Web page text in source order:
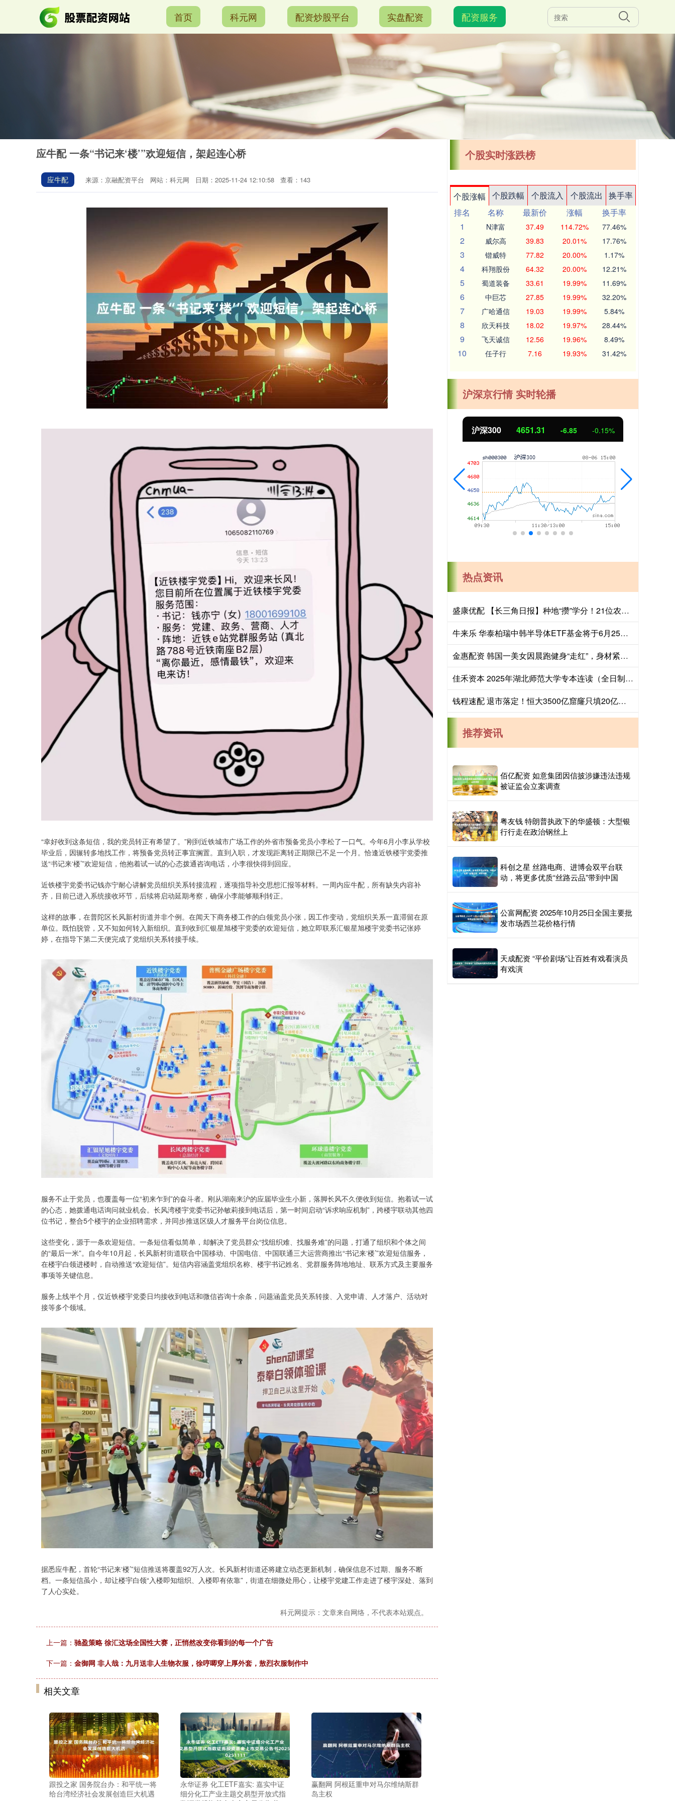
首页 科元网 配资炒股平台 实盘配资 配资服务
应牛配 一条“书记来‘楼’”欢迎短信，架起连心桥
应牛配 来源：京融配资平台 网站：科元网 日期：2025-11-24 12:10:58 查看：143
“幸好收到这条短信，我的党员转正有希望了。”刚到近铁城市广场工作的外省市预备党员小李松了一口气。今年6月小李从学校
毕业后，因辗转多地找工作，将预备党员转正事宜搁置。直到入职，才发现距离转正期限已不足一个月。恰逢近铁楼宇党委推
送“书记来‘楼’”欢迎短信，他抱着试一试的心态拨通咨询电话，小李很快得到回应。
近铁楼宇党委书记钱亦宁耐心讲解党员组织关系转接流程，逐项指导补交思想汇报等材料。一周内应牛配，所有缺失内容补
齐，目前已进入系统接收环节，后续将启动延期考察，确保小李能够顺利转正。
这样的故事，在普陀区长风新村街道并非个例。在闻天下商务楼工作的白领党员小张，因工作变动，党组织关系一直滞留在原
单位。既怕脱管，又不知如何转入新组织。直到收到汇银星旭楼宇党委的欢迎短信，她立即联系汇银星旭楼宇党委书记张婷
婷，在指导下第二天便完成了党组织关系转接手续。
服务不止于党员，也覆盖每一位“初来乍到”的奋斗者。刚从湖南来沪的应届毕业生小新，落脚长风不久便收到短信。抱着试一试
的心态，她拨通电话询问就业机会。长风湾楼宇党委书记孙敏莉接到电话后，第一时间启动“诉求响应机制”，跨楼宇联动其他四
位书记，整合5个楼宇的企业招聘需求，并同步推送区级人才服务平台岗位信息。
这些变化，源于一条欢迎短信。一条短信看似简单，却解决了党员群众“找组织难、找服务难”的问题，打通了组织和个体之间
的“最后一米”。自今年10月起，长风新村街道联合中国移动、中国电信、中国联通三大运营商推出“书记来‘楼’”欢迎短信服务，
在楼宇白领进楼时，自动推送“欢迎短信”。短信内容涵盖党组织名称、楼宇书记姓名、党群服务阵地地址、联系方式及主要服务
事项等关键信息。
服务上线半个月，仅近铁楼宇党委日均接收到电话和微信咨询十余条，问题涵盖党员关系转接、入党申请、人才落户、活动对
接等多个领域。
据悉应牛配，首轮“书记来‘楼’”短信推送将覆盖92万人次。长风新村街道还将建立动态更新机制，确保信息不过期、服务不断
档。一条短信虽小，却让楼宇白领“入楼即知组织、入楼即有依靠”，街道在细微处用心，让楼宇党建工作走进了楼宇深处、落到
了人心实处。
科元网提示：文章来自网络，不代表本站观点。
上一篇： 驰盈策略 徐汇这场全国性大赛，正悄然改变你看到的每一个广告
下一篇： 金御网 非人哉：九月送非人生物衣服，徐哼唧穿上厚外套，敖烈衣服制作中
相关文章
跟投之家 国务院台办：和平统一将
给台湾经济社会发展创造巨大机遇
永华证券 化工ETF嘉实: 嘉实中证
细分化工产业主题交易型开放式指
赢翻网 阿根廷重申对马尔维纳斯群
岛主权
个股实时涨跌榜
个股涨幅 个股跌幅 个股流入 个股流出
换手率
排名
名称 最新价 涨幅
换手率
1
N津富 37.49 114.72% 77.46%
2 威尔高 39.83 20.01% 17.76%
3 锴威特 77.82 20.00% 1.17%
4 科翔股份 64.32 20.00% 12.21%
5 蜀道装备 33.61 19.99% 11.69%
6 中巨芯 27.85 19.99% 32.20%
7 广哈通信 19.03 19.99% 5.84%
8 欣天科技 18.02 19.97% 28.44%
9 飞天诚信 12.56 19.96% 8.49%
10 任子行 7.16 19.93% 31.42%
沪深京行情 实时轮播
0.57% 深证成指 14110.12 -34.08 -0.24% 沪深300 4651.31 -6.85 -0.15% 北证50 1122.88 3.42 0.30%
热点资讯
盛康优配 【长三角日报】种地“攒”学分！21位农民“种”出大专文凭
牛来乐 华泰柏瑞中韩半导体ETF基金将于6月25日开市起至当日10:30停牌
金惠配资 韩国一美女因晨跑健身“走红”，身材紧致太吸睛，网友：太漂亮了
佳禾资本 2025年湖北师范大学专本连读（全日制本科助学班)招生简章-官网发布_就业_专业_生活
钱程速配 退市落定！恒大3500亿窟窿只填20亿，资产还有多少？
推荐资讯
佰亿配资 如意集团因信披涉嫌违法违规
被证监会立案调查
粤友钱 特朗普执政下的华盛顿：大型银
行行走在政治钢丝上
科创之星 丝路电商、进博会双平台联
动，将更多优质“丝路云品”带到中国
公富网配资 2025年10月25日全国主要批
发市场西兰花价格行情
天成配资 “平价剧场”让百姓有戏看演员
有戏演